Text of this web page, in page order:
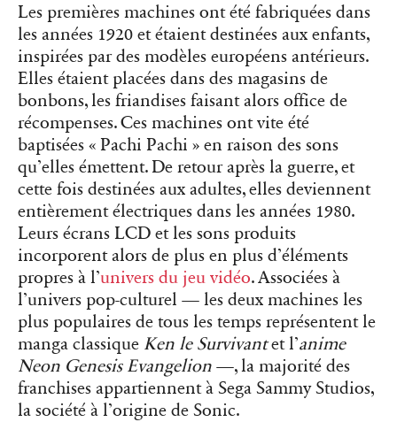
Les premières machines ont été fabriquées dans
les années 1920 et étaient destinées aux enfants,
inspirées par des modèles européens antérieurs.
Elles étaient placées dans des magasins de
bonbons, les friandises faisant alors office de
récompenses. Ces machines ont vite été
baptisées « Pachi Pachi » en raison des sons
qu’elles émettent. De retour après la guerre, et
cette fois destinées aux adultes, elles deviennent
entièrement électriques dans les années 1980.
Leurs écrans LCD et les sons produits
incorporent alors de plus en plus d’éléments
propres à l’univers du jeu vidéo. Associées à
l’univers pop-culturel — les deux machines les
plus populaires de tous les temps représentent le
manga classique Ken le Survivantet l’anime
Neon Genesis Evangelion —, la majorité des
franchises appartiennent à Sega Sammy Studios,
la société à l’origine de Sonic.